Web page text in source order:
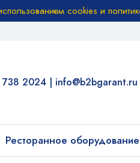
cookies и
2024 | info@b2bgarant.ru
Ресторанное оборудование